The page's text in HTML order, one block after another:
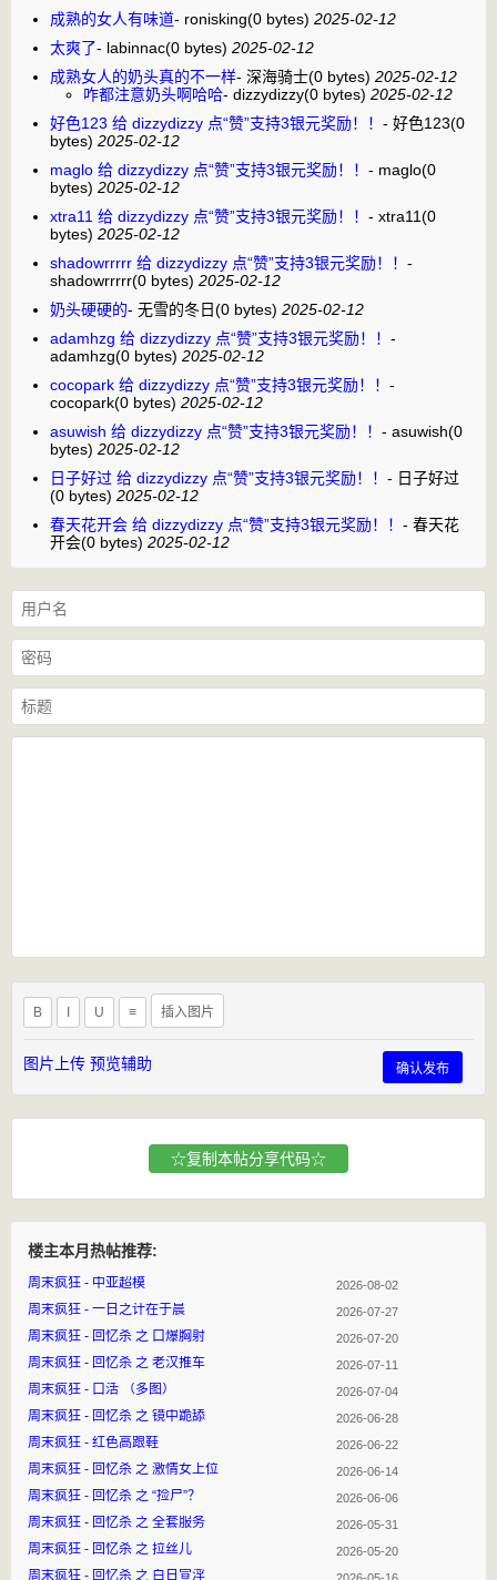
成熟的女人有味道- ronisking(0 bytes) 2025-02-12
太爽了- labinnac(0 bytes) 2025-02-12
成熟女人的奶头真的不一样- 深海骑士(0 bytes) 2025-02-12
咋都注意奶头啊哈哈- dizzydizzy(0 bytes) 2025-02-12
好色123 给 dizzydizzy 点“赞”支持3银元奖励！！ - 好色123(0
bytes) 2025-02-12
maglo 给 dizzydizzy 点“赞”支持3银元奖励！！ - maglo(0
bytes) 2025-02-12
xtra11 给 dizzydizzy 点“赞”支持3银元奖励！！ - xtra11(0
bytes) 2025-02-12
shadowrrrrr 给 dizzydizzy 点“赞”支持3银元奖励！！ -
shadowrrrrr(0 bytes) 2025-02-12
奶头硬硬的- 无雪的冬日(0 bytes) 2025-02-12
adamhzg 给 dizzydizzy 点“赞”支持3银元奖励！！ -
adamhzg(0 bytes) 2025-02-12
cocopark 给 dizzydizzy 点“赞”支持3银元奖励！！ -
cocopark(0 bytes) 2025-02-12
asuwish 给 dizzydizzy 点“赞”支持3银元奖励！！ - asuwish(0
bytes) 2025-02-12
日子好过 给 dizzydizzy 点“赞”支持3银元奖励！！ - 日子好过
(0 bytes) 2025-02-12
春天花开会 给 dizzydizzy 点“赞”支持3银元奖励！！ - 春天花
开会(0 bytes) 2025-02-12
B I U ≡ 插入图片
图片上传 预览辅助 确认发布
☆复制本帖分享代码☆
楼主本月热帖推荐:
周末疯狂 - 中亚超模 2026-08-02
周末疯狂 - 一日之计在于晨 2026-07-27
周末疯狂 - 回忆杀 之 口爆胸射 2026-07-20
周末疯狂 - 回忆杀 之 老汉推车 2026-07-11
周末疯狂 - 口活 （多图） 2026-07-04
周末疯狂 - 回忆杀 之 镜中跪舔 2026-06-28
周末疯狂 - 红色高跟鞋 2026-06-22
周末疯狂 - 回忆杀 之 激情女上位 2026-06-14
周末疯狂 - 回忆杀 之 “捡尸”？ 2026-06-06
周末疯狂 - 回忆杀 之 全套服务 2026-05-31
周末疯狂 - 回忆杀 之 拉丝儿 2026-05-20
周末疯狂 - 回忆杀 之 白日宣淫 2026-05-16